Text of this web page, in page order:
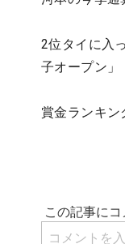
2位タイに入
子オープン」
賞金ランキン